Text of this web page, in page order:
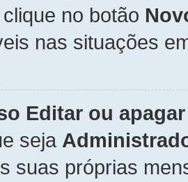
no botão
nas situações
Editar ou
seja
suas próprias